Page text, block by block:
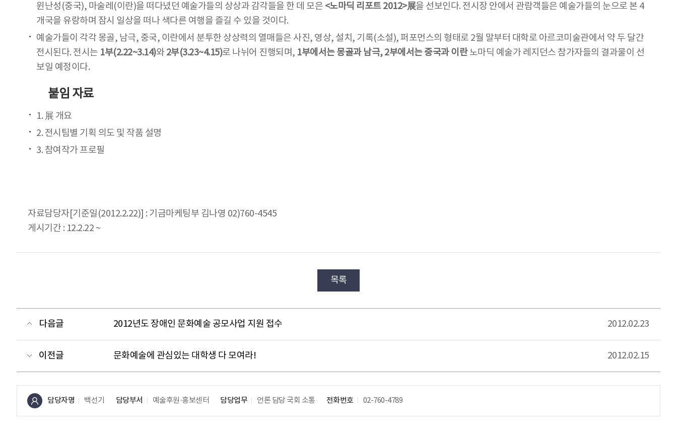
윈난성(중국), 마술레(이란)을 떠다녔던 예술가들의 상상과 감각들을 한 데 모은 <노마딕 리포트 2012>展을 선보인다. 전시장 안에서 관람객들은 예술가들의 눈으로 본 4
개국을 유랑하며 잠시 일상을 떠나 색다른 여행을 즐길 수 있을 것이다.
예술가들이 각각 몽골, 남극, 중국, 이란에서 분투한 상상력의 열매들은 사진, 영상, 설치, 기록(소설), 퍼포먼스의 형태로 2월 말부터 대학로 아르코미술관에서 약 두 달간
전시된다. 전시는 1부(2.22~3.14)와 2부(3.23~4.15)로 나뉘어 진행되며, 1부에서는 몽골과 남극, 2부에서는 중국과 이란노마딕 예술가 레지던스 참가자들의 결과물이 선
보일 예정이다.
붙임 자료
1. 展 개요
2. 전시팀별 기획 의도 및 작품 설명
3. 참여작가 프로필
자료담당자[기준일(2012.2.22)] : 기금마케팅부 김나영 02)760-4545
게시기간 : 12.2.22 ~
목록
다음글 2012년도 장애인 문화예술 공모사업 지원 접수 2012.02.23
이전글 문화예술에 관심있는 대학생 다 모여라! 2012.02.15
담당자명 백선기 담당부서 예술후원·홍보센터 담당업무 언론 담당국회 소통 전화번호 02-760-4789